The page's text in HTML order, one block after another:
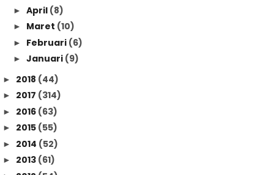
► April (8)
► Maret (10)
► Februari (6)
► Januari (9)
► 2018 (44)
► 2017 (314)
► 2016 (63)
► 2015 (55)
► 2014 (52)
► 2013 (61)